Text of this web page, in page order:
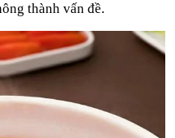
thành vấn đề.